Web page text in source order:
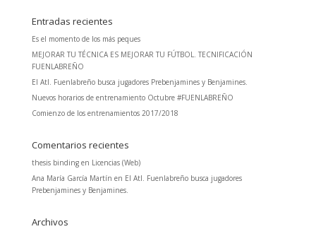
Entradas recientes
Es el momento de los más peques
MEJORAR TU TÉCNICA ES MEJORAR TU FÚTBOL. TECNIFICACIÓN
FUENLABREÑO
El Atl. Fuenlabreño busca jugadores Prebenjamines y Benjamines.
Nuevos horarios de entrenamiento Octubre #FUENLABREÑO
Comienzo de los entrenamientos 2017/2018
Comentarios recientes
thesis bindingen Licencias (Web)
Ana María García Martín en El Atl. Fuenlabreño busca jugadores
Prebenjamines y Benjamines.
Archivos